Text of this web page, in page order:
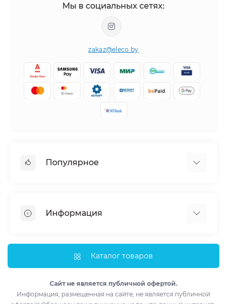
Мы в социальных сетях:
zakaz@eleco.by
Популярное
Тепловые насосы
Полупромышленные кондиционеры
Обогреватели
Информация
Импортеры
Контакты
Каталог товаров
Сайт не является публичной офертой.
Информация, размещенная на сайте, не является публичной